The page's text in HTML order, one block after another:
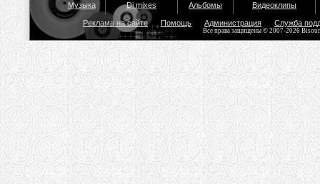
Музыка Dj mixes Альбомы Видеоклипы
Реклама на сайте Помощь Администрация Служба
Все права защищены © 2007-2026